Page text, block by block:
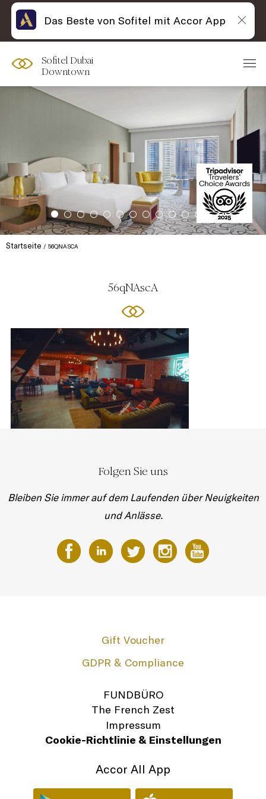
Sofitel Dubai
Downtown
Startseite 56QNASCA
56qNAscA
Folgen Sie uns
Bleiben Sie immer auf dem Laufenden über Neuigkeiten
und Anlässe.
Gift Voucher
GDPR & Compliance
FUNDBÜRO
The French Zest
Impressum
Cookie-Richtlinie & Einstellungen
Accor All App
Das Beste von Sofitel mit Accor App